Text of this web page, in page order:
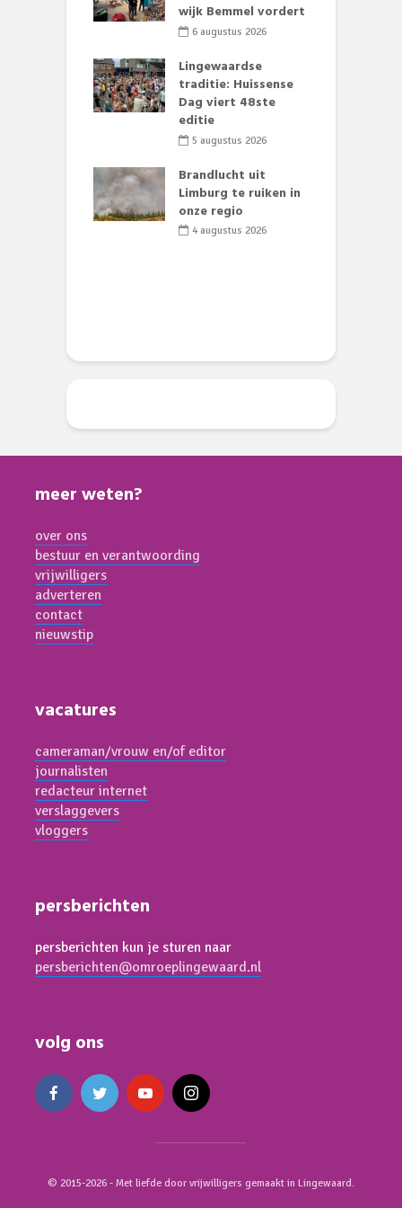
wijk Bemmel vordert
6 augustus 2026
Lingewaardse
traditie: Huissense
Dag viert 48ste
editie
5 augustus 2026
Brandlucht uit
Limburg te ruiken in
onze regio
4 augustus 2026
meer weten?
over ons
bestuur en verantwoording
vrijwilligers
adverteren
contact
nieuwstip
vacatures
cameraman/vrouw en/of editor
journalisten
redacteur internet
verslaggevers
vloggers
persberichten
persberichten kun je sturen naar
persberichten@omroeplingewaard.nl
volg ons
© 2015-2026 - Met liefde door vrijwilligers gemaakt in Lingewaard.